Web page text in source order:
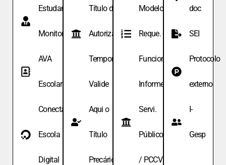
Estudante
Monitor
AVA
Escolar
Conecta
Escola
Digital
Título de
Autoriza.
Temporária
Valide
Aqui o
Título
Precário
Modelo de
Reque. de
Funcionário
Informe
Servi.
Públicos
/ PCCV
doc
SEI
Protocolo
externo
I-
Gesp